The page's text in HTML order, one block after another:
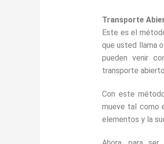
Piensa en ello
mucho más
estuvieran en
mientras
transporte
abierto de
polvo, los
comun que se
Transporte
Este es el
que usted llama
pueden venir
transporte
Con este
mueve tal como
elementos y la